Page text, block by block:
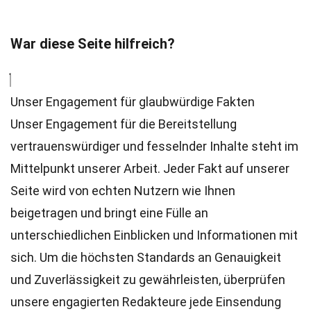
War diese Seite hilfreich?
Unser Engagement für glaubwürdige Fakten
Unser Engagement für die Bereitstellung
vertrauenswürdiger und fesselnder Inhalte steht im
Mittelpunkt unserer Arbeit. Jeder Fakt auf unserer
Seite wird von echten Nutzern wie Ihnen
beigetragen und bringt eine Fülle an
unterschiedlichen Einblicken und Informationen mit
sich. Um die höchsten Standards an Genauigkeit
und Zuverlässigkeit zu gewährleisten, überprüfen
unsere engagierten Redakteure jede Einsendung